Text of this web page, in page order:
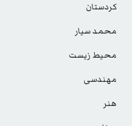
کردستان
محمد سیار
محیط زیست
مهندسی
هنر